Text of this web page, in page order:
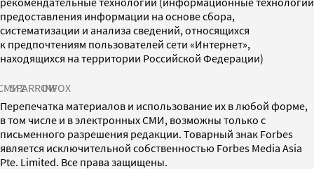
предоставления информации на основе сбора,
систематизации и анализа сведений, относящихся
к предпочтениям пользователей сети «Интернет»,
находящихся на территории Российской Федерации)
SPARROWINFOX
Перепечатка материалов и использование их в любой форме,
в том числе и в электронных СМИ, возможны только с
письменного разрешения редакции. Товарный знак Forbes
является исключительной собственностью Forbes Media Asia
Pte. Limited. Все права защищены.